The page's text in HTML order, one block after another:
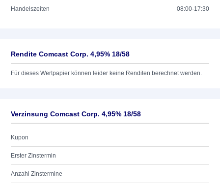
Handelszeiten 08:00-17:30
Rendite Comcast Corp. 4,95% 18/58
Für dieses Wertpapier können leider keine Renditen berechnet werden.
Verzinsung Comcast Corp. 4,95% 18/58
Kupon
Erster Zinstermin
Anzahl Zinstermine